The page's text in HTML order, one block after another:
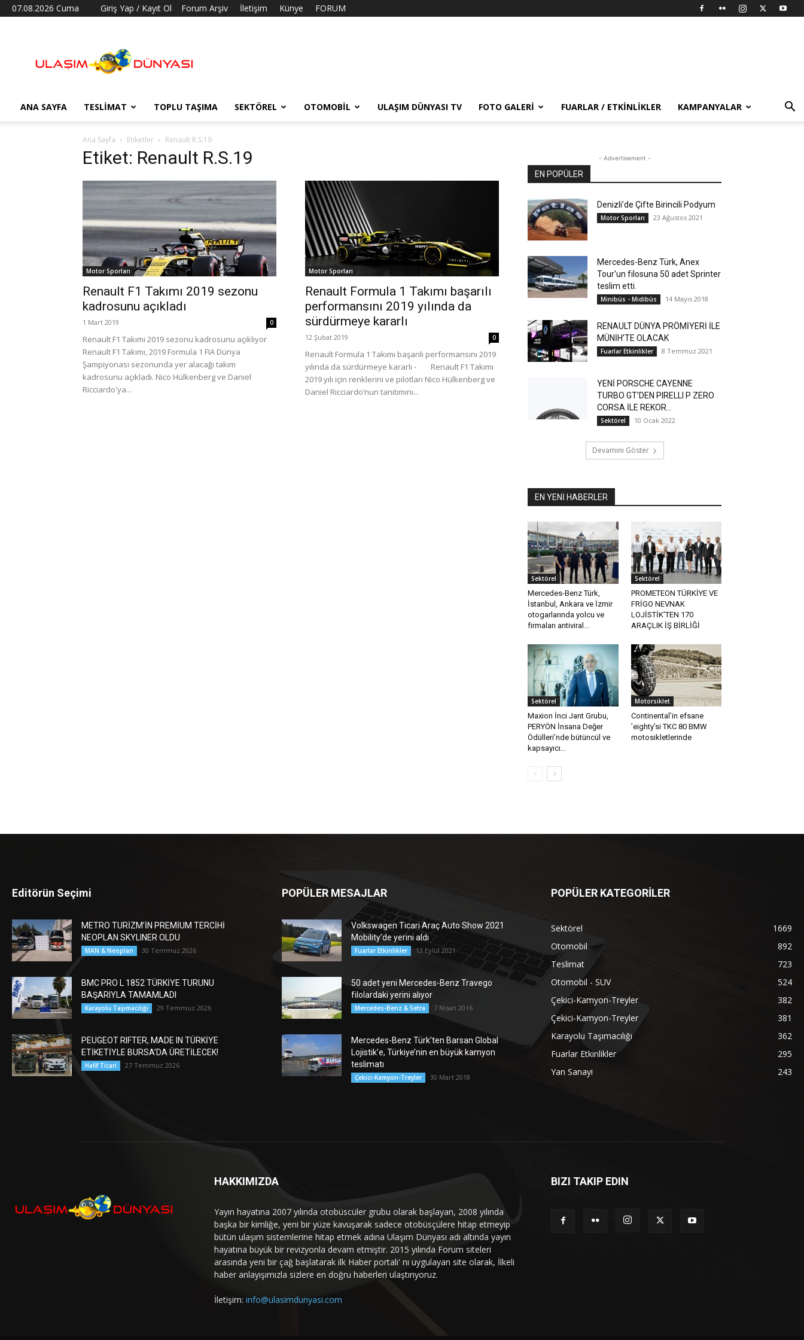
07.08.2026 Cuma Giriş Yap / Kayıt Ol Forum Arşiv İletişim Künye FORUM
Dünyası
ANA SAYFA TESLIMAT TOPLU TAŞIMA SEKTÖREL OTOMOBIL ULAŞIM DÜNYASI TV FOTO GALERI FUARLAR / ETKINLIKLER KAMPANYALAR
Ana Sayfa Etiketler Renault R.S.19
Etiket: Renault R.S.19
Motor Sporları
Renault F1 Takımı 2019 sezonu
kadrosunu açıkladı
1 Mart 2019 0
Renault F1 Takımı 2019 sezonu kadrosunu açıklıyor
Renault F1 Takımı, 2019 Formula 1 FIA Dünya
Şampiyonası sezonunda yer alacağı takım
kadrosunu açıkladı. Nico Hülkenberg ve Daniel
Ricciardo'ya...
Motor Sporları
Renault Formula 1 Takımı başarılı
performansını 2019 yılında da
sürdürmeye kararlı
12 Şubat 2019 0
Renault Formula 1 Takımı başarılı performansını 2019
yılında da sürdürmeye kararlı - Renault F1 Takımı
2019 yılı için renklerini ve pilotları Nico Hülkenberg ve
Daniel Ricciardo’nun tanıtımını...
- Advertisement -
EN POPÜLER
Denizli’de Çifte Birincili Podyum
Motor Sporları 23 Ağustos 2021
Mercedes-Benz Türk, Anex
Tour’un filosuna 50 adet Sprinter
teslim etti.
Minibüs - Midibüs 14 Mayıs 2018
RENAULT DÜNYA PRÖMİYERİ İLE
MÜNİH’TE OLACAK
Fuarlar Etkinlikler 8 Temmuz 2021
YENİ PORSCHE CAYENNE
TURBO GT’DEN PIRELLI P ZERO
CORSA İLE REKOR...
Sektörel 10 Ocak 2022
Devamını Göster
EN YENİ HABERLER
Sektörel
Mercedes-Benz Türk,
İstanbul, Ankara ve İzmir
otogarlarında yolcu ve
firmaları antiviral...
Sektörel
PROMETEON TÜRKİYE VE
FRİGO NEVNAK
LOJİSTİK’TEN 170
ARAÇLIK İŞ BİRLİĞİ
Sektörel
Maxion İnci Jant Grubu,
PERYÖN İnsana Değer
Ödülleri’nde bütüncül ve
kapsayıcı...
Motorsiklet
Continental’in efsane
’eighty’si TKC 80 BMW
motosikletlerinde
Editörün Seçimi
METRO TURİZM’İN PREMİUM TERCİHİ
NEOPLAN SKYLINER OLDU
MAN & Neoplan 30 Temmuz 2026
BMC PRO L 1852 TÜRKİYE TURUNU
BAŞARIYLA TAMAMLADI
Karayolu Taşımacılığı 29 Temmuz 2026
PEUGEOT RIFTER, MADE IN TÜRKİYE
ETİKETİYLE BURSA’DA ÜRETİLECEK!
Hafif Ticari 27 Temmuz 2026
POPÜLER MESAJLAR
Volkswagen Ticari Araç Auto Show 2021
Mobility’de yerini aldı
Fuarlar Etkinlikler 13 Eylül 2021
50 adet yeni Mercedes-Benz Travego
filolardaki yerini alıyor
Mercedes-Benz & Setra 7 Nisan 2016
Mercedes-Benz Türk’ten Barsan Global
Lojistik’e, Türkiye’nin en büyük kamyon
teslimatı
Çekici-Kamyon-Treyler 30 Mart 2018
POPÜLER KATEGORİLER
Sektörel
1669
Otomobil
892
Teslimat
723
Otomobil - SUV
524
Çekici-Kamyon-Treyler
382
Çekici-Kamyon-Treyler
381
Karayolu Taşımacılığı
362
Fuarlar Etkinlikler
295
Yan Sanayi
243
HAKKIMIZDA
Yayın hayatına 2007 yılında otobüscüler grubu olarak başlayan, 2008 yılında
başka bir kimliğe, yeni bir yüze kavuşarak sadece otobüsçülere hitap etmeyip
bütün ulaşım sistemlerine hitap etmek adına Ulaşım Dünyası adı altında yayın
hayatına büyük bir revizyonla devam etmiştir. 2015 yılında Forum siteleri
arasında yeni bir çağ başlatarak ilk Haber portalı' nı uygulayan site olarak, İlkeli
haber anlayışımızla sizlere en doğru haberleri ulaştırıyoruz.
İletişim: info@ulasimdunyasi.com
BIZI TAKIP EDIN